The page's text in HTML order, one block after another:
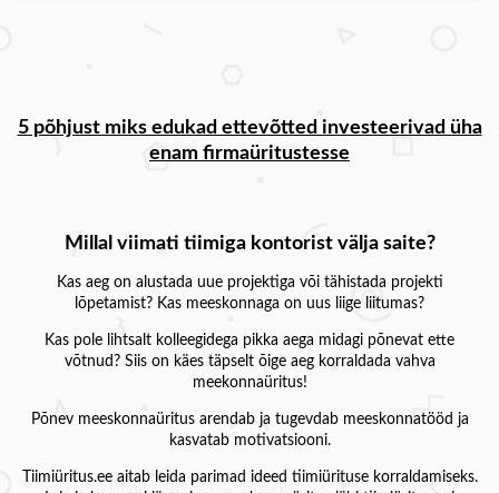
5 põhjust miks edukad ettevõtted investeerivad üha
enam firmaüritustesse
Millal viimati tiimiga kontorist välja saite?
Kas aeg on alustada uue projektiga või tähistada projekti
lõpetamist? Kas meeskonnaga on uus liige liitumas?
Kas pole lihtsalt kolleegidega pikka aega midagi põnevat ette
võtnud? Siis on käes täpselt õige aeg korraldada vahva
meekonnaüritus!
Põnev meeskonnaüritus arendab ja tugevdab meeskonnatööd ja
kasvatab motivatsiooni.
Tiimiüritus.ee aitab leida parimad ideed tiimiürituse korraldamiseks.